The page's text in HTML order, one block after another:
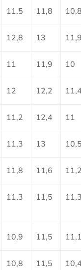
11,5 11,8
12,8 13
11 11,9 10
12 12,2
11,2 12,4 11
11,3 13
11,8 11,6
11,3 11,5
10,9 11,5
10,8 11,5